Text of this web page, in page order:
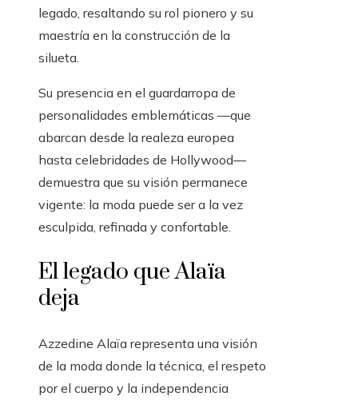
legado, resaltando su rol pionero y su
maestría en la construcción de la
silueta.
Su presencia en el guardarropa de
personalidades emblemáticas —que
abarcan desde la realeza europea
hasta celebridades de Hollywood—
demuestra que su visión permanece
vigente: la moda puede ser a la vez
esculpida, refinada y confortable.
El legado que Alaïa
deja
Azzedine Alaïa representa una visión
de la moda donde la técnica, el respeto
por el cuerpo y la independencia